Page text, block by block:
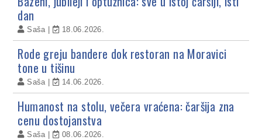
dan
Saša 18.06.2026.
Rode greju bandere dok restoran na Moravici
tone u tišinu
Saša 14.06.2026.
Humanost na stolu, večera vraćena: čaršija zna
cenu dostojanstva
Saša 08.06.2026.